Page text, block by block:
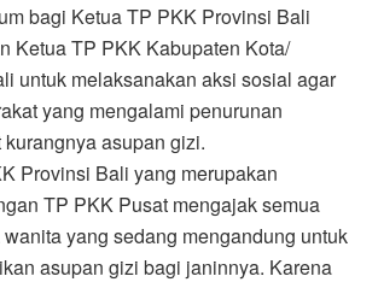
bagi Ketua TP PKK Provinsi Bali
Ketua TP PKK Kabupaten Kota/
untuk melaksanakan aksi sosial agar
yang mengalami penurunan
asupan gizi.
Provinsi Bali yang merupakan
TP PKK Pusat mengajak semua
yang sedang mengandung untuk
asupan gizi bagi janinnya. Karena